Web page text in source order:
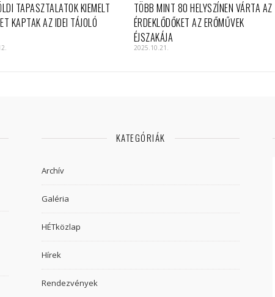
TAPASZTALATOK KIEMELT
KAPTAK AZ IDEI TÁJOLÓ
TÖBB MINT 80 HELYSZÍNEN VÁRTA AZ
ÉRDEKLŐDŐKET AZ ERŐMŰVEK
ÉJSZAKÁJA
2025.10.21.
KATEGÓRIÁK
Archív
Galéria
HÉTközlap
Hírek
Rendezvények